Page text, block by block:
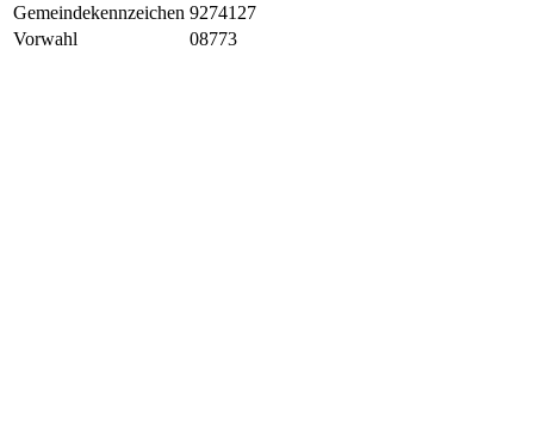
Gemeindekennzeichen 9274127
Vorwahl
08773